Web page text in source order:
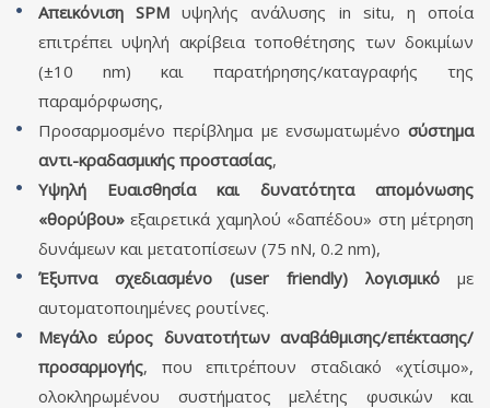
Απεικόνιση SPM υψηλής ανάλυσης in situ, η οποία
επιτρέπει υψηλή ακρίβεια τοπο­θέ­τη­σης των δοκιμίων
(±10 nm) και παρατήρησης/καταγραφής της
παραμόρφωσης,
Προσαρμοσμένο περίβλημα με ενσωματωμένο σύστημα
αντι-κραδασμικής προστασίας,
Υψηλή Ευαισθησία και δυνατότητα απομόνωσης
«θορύβου» εξαιρετικά χαμηλού «δα­πέδου» στη μέτρηση
δυνάμεων και μετατοπίσεων (75 nN, 0.2 nm),
Έξυπνα σχεδιασμένο (user friendly) λογισμικό με
αυτοματοποιημένες ρουτίνες.
Μεγάλο εύρος δυνατοτήτων αναβάθμισης/επέκτασης/
προσαρμογής, που επιτρέ­πουν σταδιακό «χτίσιμο»,
ολοκληρωμένου συστήματος μελέτης φυσικών και